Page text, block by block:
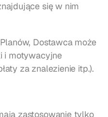
się w nim
Dostawca może
i motywacyjne
za znalezienie itp.).
zastosowanie tylko